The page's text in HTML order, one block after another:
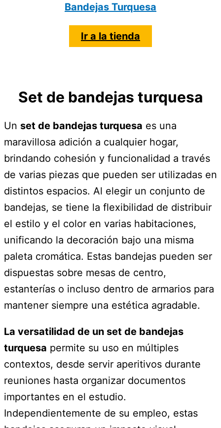
Bandejas Turquesa
Ir a la tienda
Set de bandejas turquesa
Un set de bandejas turquesa es una
maravillosa adición a cualquier hogar,
brindando cohesión y funcionalidad a través
de varias piezas que pueden ser utilizadas en
distintos espacios. Al elegir un conjunto de
bandejas, se tiene la flexibilidad de distribuir
el estilo y el color en varias habitaciones,
unificando la decoración bajo una misma
paleta cromática. Estas bandejas pueden ser
dispuestas sobre mesas de centro,
estanterías o incluso dentro de armarios para
mantener siempre una estética agradable.
La versatilidad de un set de bandejas
turquesa permite su uso en múltiples
contextos, desde servir aperitivos durante
reuniones hasta organizar documentos
importantes en el estudio.
Independientemente de su empleo, estas